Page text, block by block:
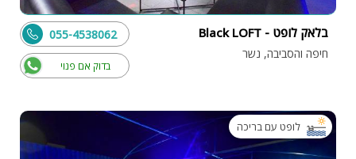
בלאק לופט - Black LOFT
חיפה והסביבה, נשר
בדוק אם פנוי
055-4538062
לופט עם בריכה